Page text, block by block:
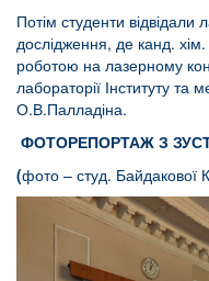
Потім студенти
дослідження, де канд.
роботою на лазерному
лабораторії Інституту та
О.В.Палладіна.
ФОТОРЕПОРТАЖ З
(фото – студ. Байдакової